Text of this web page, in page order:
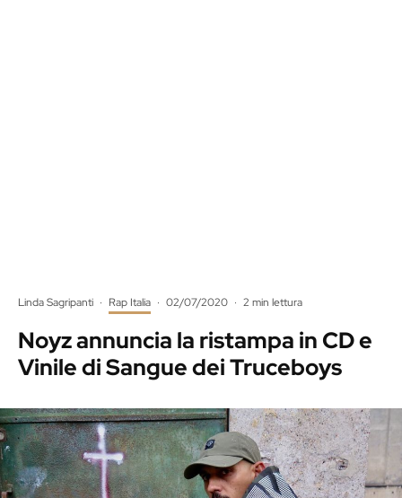
Linda Sagripanti · Rap Italia · 02/07/2020 · 2 min lettura
Noyz annuncia la ristampa in CD e
Vinile di Sangue dei Truceboys